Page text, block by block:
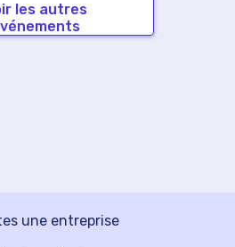
les autres
une entreprise